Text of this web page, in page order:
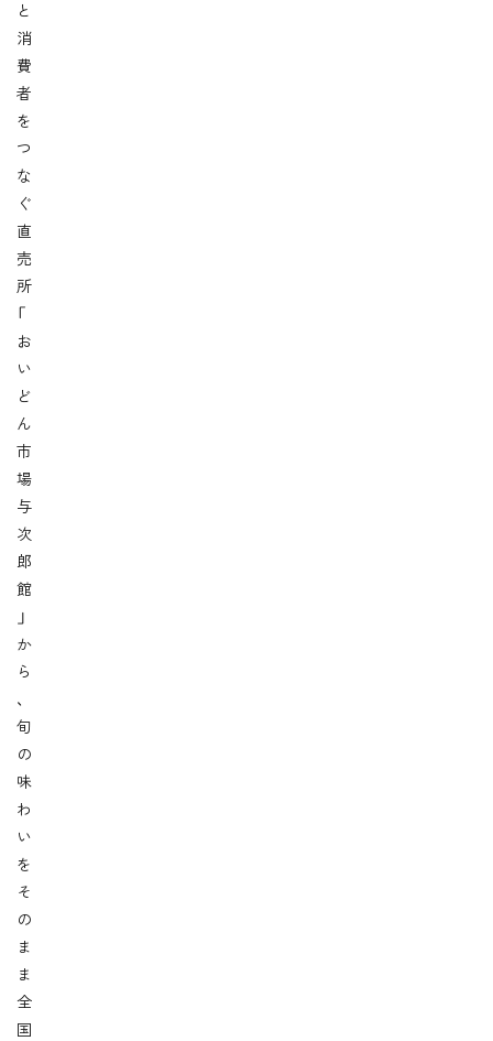
と
消
費
者
を
つ
な
ぐ
直
売
所
「
お
い
ど
ん
市
場
与
次
郎
館
」
か
ら
、
旬
の
味
わ
い
を
そ
の
ま
ま
全
国